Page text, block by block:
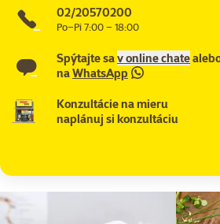
02/20570200
Po–Pi 7:00 – 18:00
Spýtajte sav online chate
naWhatsApp
Konzultácie na mieru
naplánuj si konzultáciu